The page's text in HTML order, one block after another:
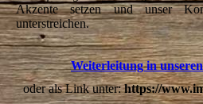
Akzente setzen und unser
unterstreichen.
Weiterleitung in
oder als Link unter:https://